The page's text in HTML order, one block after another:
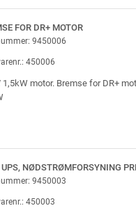
FOR DR+ MOTOR
9450006
450006
1,5kW motor. Bremse for DR+
NØDSTRØMFORSYNING
9450003
450003